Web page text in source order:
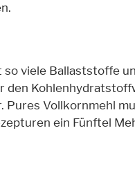
viele Ballaststoffe
den
Vollkornmehl
ein Fünftel